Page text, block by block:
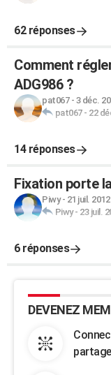
62 réponses
Comment
ADG986 ?
pat067- 3 déc.
pat067- 22
14 réponses
Fixation porte
Piwy- 21 juil.
Piwy- 23 juil.
6 réponses
DEVENEZ